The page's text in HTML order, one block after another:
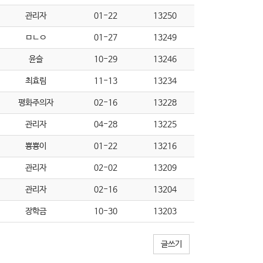
관리자 01-22 13250
ㅁㄴㅇ 01-27 13249
윤슬 10-29 13246
최효림 11-13 13234
평화주의자 02-16 13228
관리자 04-28 13225
뿅뿅이 01-22 13216
관리자 02-02 13209
관리자 02-16 13204
장학금 10-30 13203
글쓰기